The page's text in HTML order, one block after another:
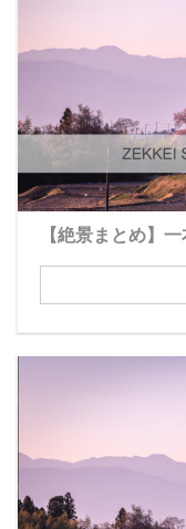
【絶景まとめ】